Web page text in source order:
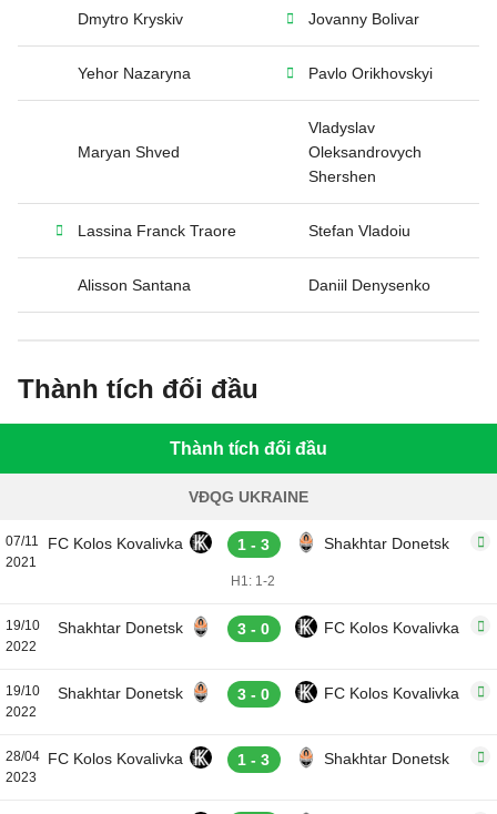
Dmytro Kryskiv Jovanny Bolivar
Yehor Nazaryna Pavlo Orikhovskyi
Maryan Shved
Vladyslav
Oleksandrovych
Shershen
Lassina Franck Traore Stefan Vladoiu
Alisson Santana Daniil Denysenko
Thành tích đối đầu
Thành tích đối đầu
VĐQG UKRAINE
07/11
2021
FC Kolos Kovalivka 1 - 3 Shakhtar Donetsk
H1: 1-2
19/10
2022
Shakhtar Donetsk 3 - 0 FC Kolos Kovalivka
19/10
2022
Shakhtar Donetsk 3 - 0 FC Kolos Kovalivka
28/04
2023
FC Kolos Kovalivka 1 - 3 Shakhtar Donetsk